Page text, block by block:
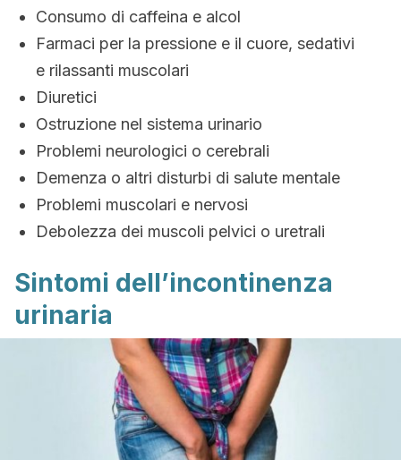
Consumo di caffeina e alcol
Farmaci per la pressione e il cuore, sedativi
e rilassanti muscolari
Diuretici
Ostruzione nel sistema urinario
Problemi neurologici o cerebrali
Demenza o altri disturbi di salute mentale
Problemi muscolari e nervosi
Debolezza dei muscoli pelvici o uretrali
Sintomi dell’incontinenza
urinaria